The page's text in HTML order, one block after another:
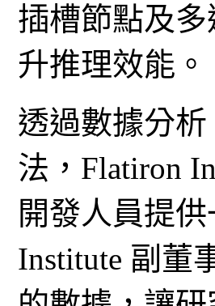
插槽節點及
升推理效能。
透過數據分
法，Flatiron
開發人員提
Institute 副董